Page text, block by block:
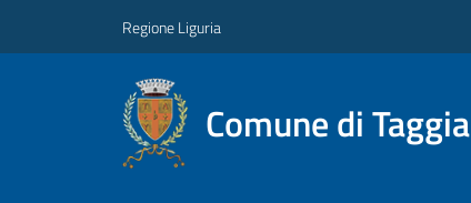
Regione Liguria
Comune di Taggia